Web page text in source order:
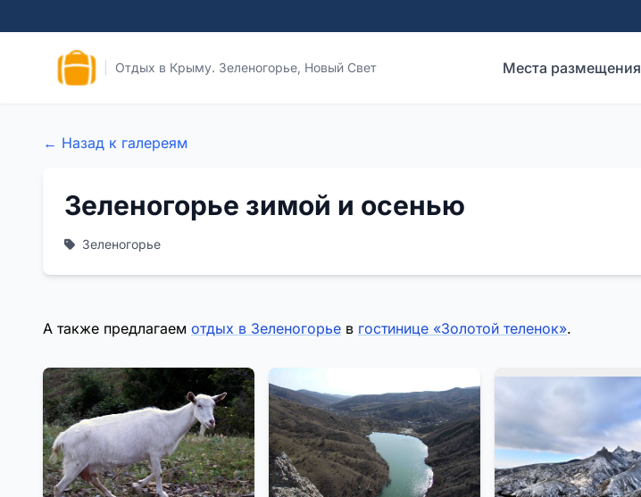
Отдых в Крыму. Зеленогорье, Новый Свет Места размещения
← Назад к галереям
Зеленогорье зимой и осенью
Зеленогорье
А также предлагаем отдых в Зеленогорье в гостинице «Золотой теленок».